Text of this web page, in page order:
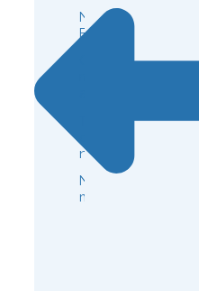
Nuestro
Equipo
nosotros
Nuestras
marcas